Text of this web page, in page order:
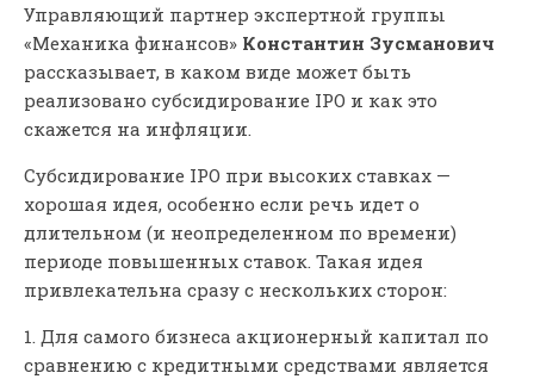
Управляющий партнер экспертной группы
«Механика финансов» Константин Зусманович
рассказывает, в каком виде может быть
реализовано субсидирование IPO и как это
скажется на инфляции.
Субсидирование IPO при высоких ставках —
хорошая идея, особенно если речь идет о
длительном (и неопределенном по времени)
периоде повышенных ставок. Такая идея
привлекательна сразу с нескольких сторон:
1. Для самого бизнеса акционерный капитал по
сравнению с кредитными средствами является